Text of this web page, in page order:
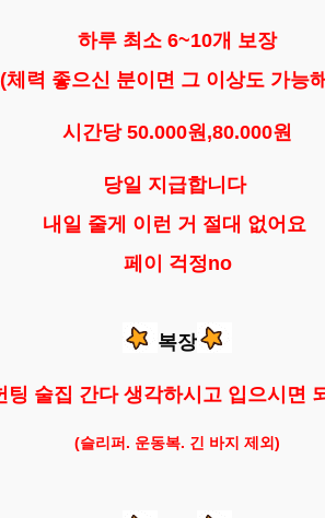
하루 최소 6~10개 보장
(체력 좋으신 분이면 그 이상도 가능
시간당 50.000원,80.000원
당일 지급합니다
내일 줄게 이런 거 절대 없어요
페이 걱정no
복장
팅 술집 간다 생각하시고 입으시면
(슬리퍼. 운동복. 긴 바지 제외)